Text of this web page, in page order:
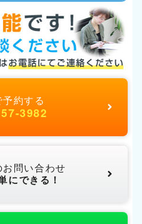
約する
3982
問い合わせ
にできる！